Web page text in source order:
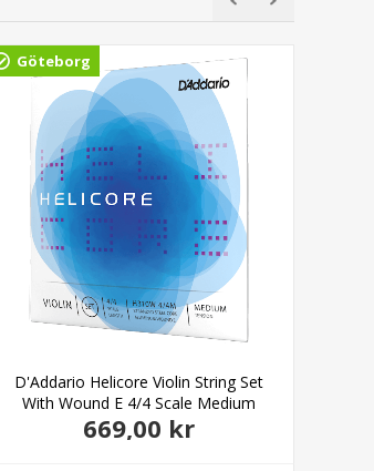
Göteborg
D'Addario Helicore Violin String Set
With Wound E 4/4 Scale Medium
Tension
669,00 kr